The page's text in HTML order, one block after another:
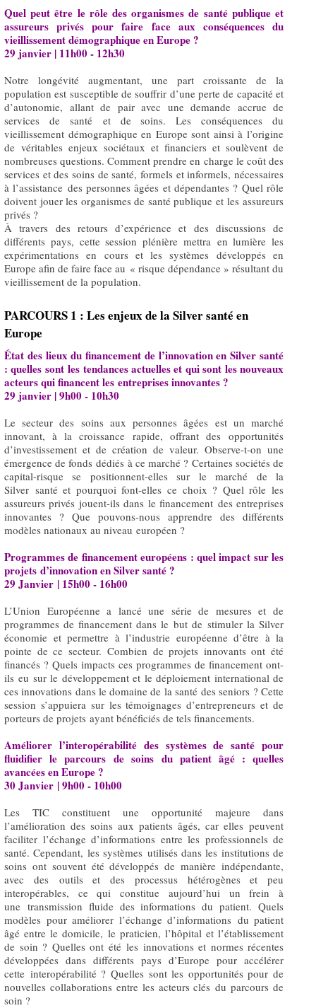
Quel peut être le rôle des organismes de santé publique et
assureurs privés pour faire face aux conséquences du
vieillissement démographique en Europe ?
29 janvier | 11h00 - 12h30
Notre longévité augmentant, une part croissante de la
population est susceptible de souffrir d’une perte de capacité et
d’autonomie, allant de pair avec une demande accrue de
services de santé et de soins. Les conséquences du
vieillissement démographique en Europe sont ainsi à l’origine
de véritables enjeux sociétaux et financiers et soulèvent de
nombreuses questions. Comment prendre en charge le coût des
services et des soins de santé, formels et informels, nécessaires
à l’assistance des personnes âgées et dépendantes ? Quel rôle
doivent jouer les organismes de santé publique et les assureurs
privés ?
À travers des retours d’expérience et des discussions de
différents pays, cette session plénière mettra en lumière les
expérimentations en cours et les systèmes développés en
Europe afin de faire face au « risque dépendance » résultant du
vieillissement de la population.
PARCOURS 1 : Les enjeux de la Silver santé en
Europe
État des lieux du financement de l’innovation en Silver santé
: quelles sont les tendances actuelles et qui sont les nouveaux
acteurs qui financent les entreprises innovantes ?
29 janvier | 9h00 - 10h30
Le secteur des soins aux personnes âgées est un marché
innovant, à la croissance rapide, offrant des opportunités
d’investissement et de création de valeur. Observe-t-on une
émergence de fonds dédiés à ce marché ? Certaines sociétés de
capital-risque se positionnent-elles sur le marché de la
Silver santé et pourquoi font-elles ce choix ? Quel rôle les
assureurs privés jouent-ils dans le financement des entreprises
innovantes ? Que pouvons-nous apprendre des différents
modèles nationaux au niveau européen ?
Programmes de financement européens : quel impact sur les
projets d’innovation en Silver santé ?
29 Janvier | 15h00 - 16h00
L’Union Européenne a lancé une série de mesures et de
programmes de financement dans le but de stimuler la Silver
économie et permettre à l’industrie européenne d’être à la
pointe de ce secteur. Combien de projets innovants ont été
financés ? Quels impacts ces programmes de financement ont-
ils eu sur le développement et le déploiement international de
ces innovations dans le domaine de la santé des seniors ? Cette
session s’appuiera sur les témoignages d’entrepreneurs et de
porteurs de projets ayant bénéficiés de tels financements.
Améliorer l’interopérabilité des systèmes de santé pour
fluidifier le parcours de soins du patient âgé : quelles
avancées en Europe ?
30 Janvier | 9h00 - 10h00
Les TIC constituent une opportunité majeure dans
l’amélioration des soins aux patients âgés, car elles peuvent
faciliter l’échange d’informations entre les professionnels de
santé. Cependant, les systèmes utilisés dans les institutions de
soins ont souvent été développés de manière indépendante,
avec des outils et des processus hétérogènes et peu
interopérables, ce qui constitue aujourd’hui un frein à
une transmission fluide des informations du patient. Quels
modèles pour améliorer l’échange d’informations du patient
âgé entre le domicile, le praticien, l’hôpital et l’établissement
de soin ? Quelles ont été les innovations et normes récentes
développées dans différents pays d’Europe pour accélérer
cette interopérabilité ? Quelles sont les opportunités pour de
nouvelles collaborations entre les acteurs clés du parcours de
soin ?